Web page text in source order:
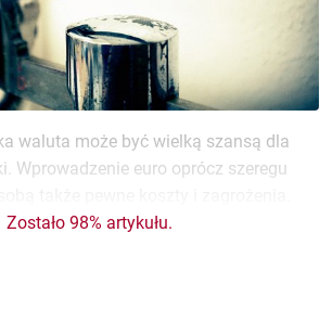
waluta może być wielką szansą dla
Wprowadzenie euro oprócz szeregu
Zostało 98% artykułu.